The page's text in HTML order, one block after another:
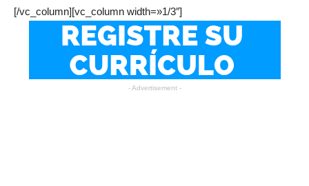
[/vc_column][vc_column width=»1/3″]
- Advertisement -